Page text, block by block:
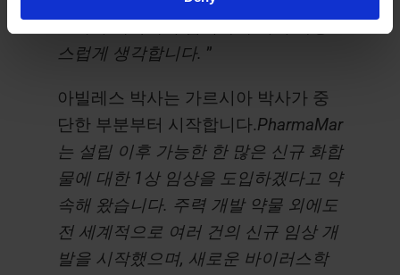
스럽게 생각합니다. ”
아빌레스 박사는 가르시아 박사가 중
단한 부분부터 시작합니다.PharmaMar
는 설립 이후 가능한 한 많은 신규 화합
물에 대한 1상 임상을 도입하겠다고 약
속해 왔습니다. 주력 개발 약물 외에도
전 세계적으로 여러 건의 신규 임상 개
발을 시작했으며, 새로운 바이러스학